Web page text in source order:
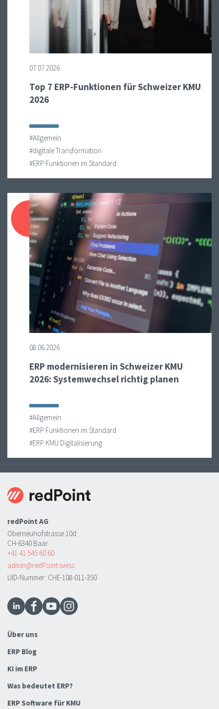
07.07.2026
Top 7 ERP-Funktionen für Schweizer KMU
2026
#Allgemein
#digitale Transformation
#ERP Funktionen im Standard
08.06.2026
ERP modernisieren in Schweizer KMU
2026: Systemwechsel richtig planen
#Allgemein
#ERP Funktionen im Standard
#ERP KMU Digitalisierung
redPoint AG
Oberneuhofstrasse 10d
CH-6340 Baar
+41 41 545 60 60
admin@redPoint.swiss
UID-Nummer: CHE-108-011-350
Über uns
ERP Blog
KI im ERP
Was bedeutet ERP?
ERP Software für KMU